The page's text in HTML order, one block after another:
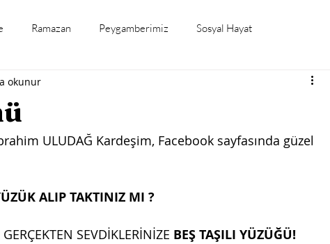
Ramazan Peygamberimiz Sosyal Hayat
okunur
ULUDAĞ Kardeşim, Facebook sayfasında güzel
ALIP TAKTINIZ MI ?
SEVDİKLERİNİZE BEŞ TAŞILI YÜZÜĞÜ!